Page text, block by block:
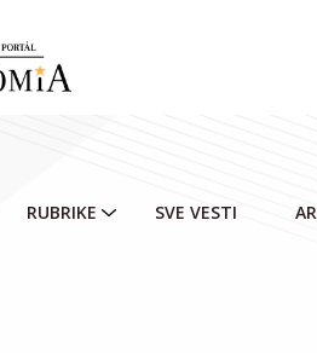
RUBRIKE SVE VESTI